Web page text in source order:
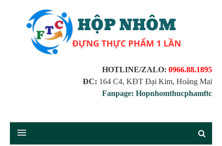
HOTLINE/ZALO: 0966.88.1895
ĐC: 164 C4, KĐT Đại Kim, Hoàng Mai
Fanpage: Hopnhomthucphamftc